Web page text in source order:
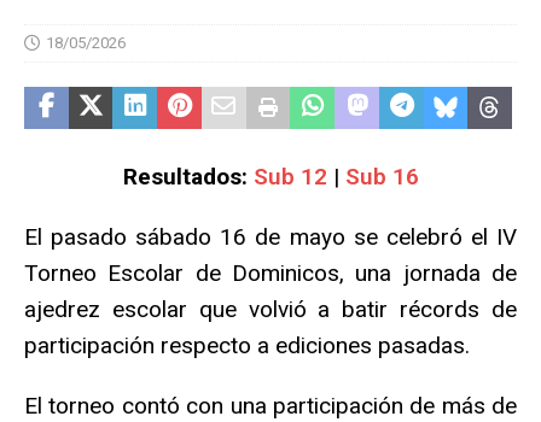
18/05/2026
Resultados: Sub 12 | Sub 16
El pasado sábado 16 de mayo se celebró el IV
Torneo Escolar de Dominicos, una jornada de
ajedrez escolar que volvió a batir récords de
participación respecto a ediciones pasadas.
El torneo contó con una participación de más de